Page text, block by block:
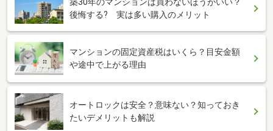
後悔する? 実は多い購入のメリット
マンションの固定資産税はいくら？目安金額
や途中で上がる理由
オートロックは安全？意味ない？知っておき
たいデメリットも解説